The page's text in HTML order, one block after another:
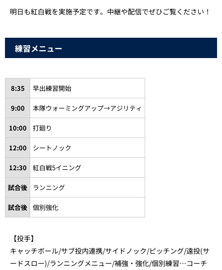
明日も紅白戦を実施予定です。中継や配信でぜひご覧ください！
練習メニュー
8:35 早出練習開始
9:00 本隊ウォーミングアップ→アジリティ
10:00 打廻り
12:00 シートノック
12:30 紅白戦5イニング
試合後 ランニング
試合後 個別強化
【投手】
キャッチボール/サブ投内連携/サイドノック/ピッチング/遠投(サ
ードスロー)/ランニングメニュー/補強・強化/個別練習…コーチ